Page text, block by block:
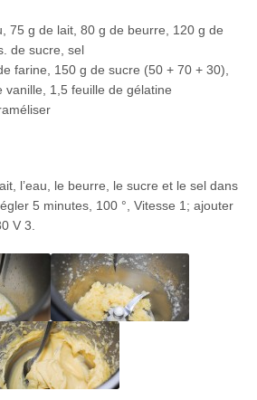
75 g de lait, 80 g de beurre, 120 g de
de sucre, sel
farine, 150 g de sucre (50 + 70 + 30),
vanille, 1,5 feuille de gélatine
l’eau, le beurre, le sucre et le sel dans
5 minutes, 100 °, Vitesse 1; ajouter
V 3.